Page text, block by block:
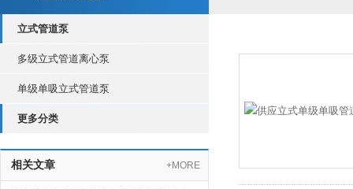
立式管道泵
多级立式管道离心泵
单级单吸立式管道泵
更多分类
相关文章 +MORE